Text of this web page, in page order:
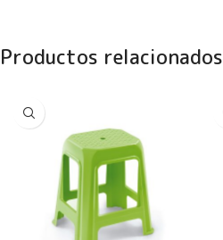
Productos relacionados